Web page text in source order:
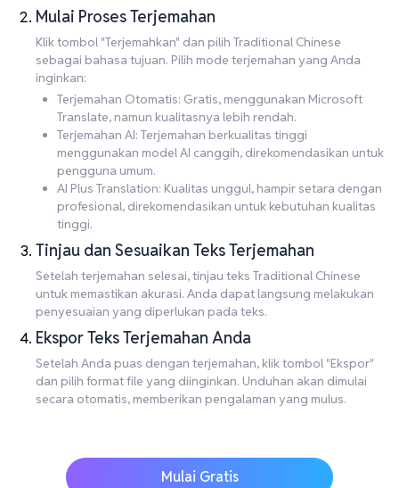
Mulai Proses Terjemahan
Klik tombol "Terjemahkan" dan pilih Traditional Chinese
sebagai bahasa tujuan. Pilih mode terjemahan yang Anda
inginkan:
Terjemahan Otomatis: Gratis, menggunakan Microsoft
Translate, namun kualitasnya lebih rendah.
Terjemahan AI: Terjemahan berkualitas tinggi
menggunakan model AI canggih, direkomendasikan untuk
pengguna umum.
AI Plus Translation: Kualitas unggul, hampir setara dengan
profesional, direkomendasikan untuk kebutuhan kualitas
tinggi.
Tinjau dan Sesuaikan Teks Terjemahan
Setelah terjemahan selesai, tinjau teks Traditional Chinese
untuk memastikan akurasi. Anda dapat langsung melakukan
penyesuaian yang diperlukan pada teks.
Ekspor Teks Terjemahan Anda
Setelah Anda puas dengan terjemahan, klik tombol "Ekspor"
dan pilih format file yang diinginkan. Unduhan akan dimulai
secara otomatis, memberikan pengalaman yang mulus.
Mulai Gratis